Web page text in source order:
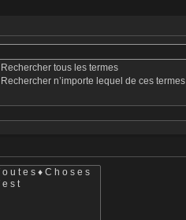
Rechercher tous les termes
Rechercher n’importe lequel de ces termes